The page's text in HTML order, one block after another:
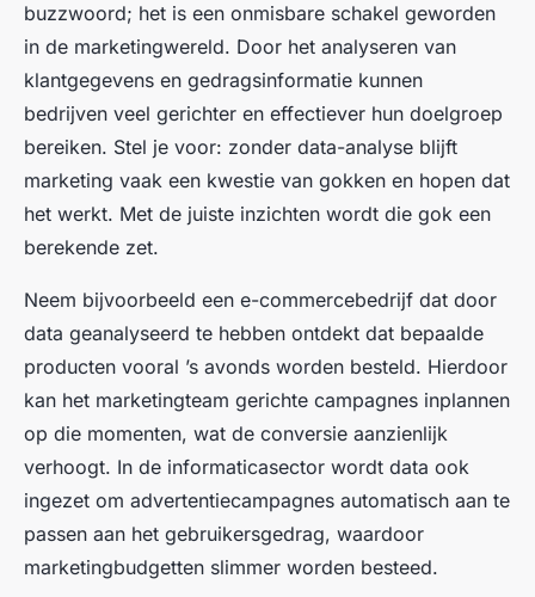
buzzwoord; het is een onmisbare schakel geworden
in de marketingwereld. Door het analyseren van
klantgegevens en gedragsinformatie kunnen
bedrijven veel gerichter en effectiever hun doelgroep
bereiken. Stel je voor: zonder data-analyse blijft
marketing vaak een kwestie van gokken en hopen dat
het werkt. Met de juiste inzichten wordt die gok een
berekende zet.
Neem bijvoorbeeld een e-commercebedrijf dat door
data geanalyseerd te hebben ontdekt dat bepaalde
producten vooral ’s avonds worden besteld. Hierdoor
kan het marketingteam gerichte campagnes inplannen
op die momenten, wat de conversie aanzienlijk
verhoogt. In de informaticasector wordt data ook
ingezet om advertentiecampagnes automatisch aan te
passen aan het gebruikersgedrag, waardoor
marketingbudgetten slimmer worden besteed.